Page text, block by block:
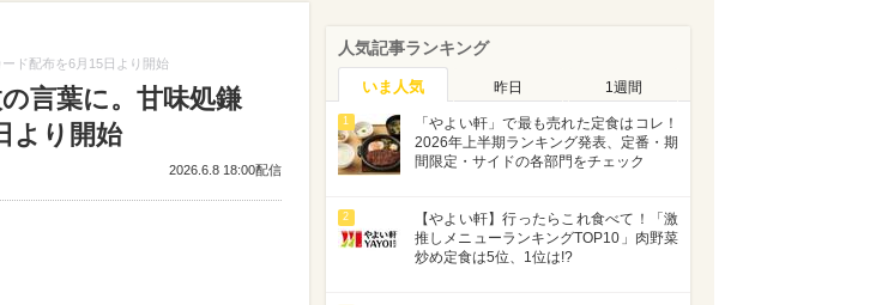
ド配布を6月15日より開始
言葉に。甘味処鎌
より開始
2026.6.8 18:00配信
人気記事ランキング
いま人気 昨日 1週間
1
「やよい軒」で最も売れた定食はコレ！
2026年上半期ランキング発表、定番・期
間限定・サイドの各部門をチェック
2
【やよい軒】行ったらこれ食べて！「激
推しメニューランキングTOP10」肉野菜
炒め定食は5位、1位は!?